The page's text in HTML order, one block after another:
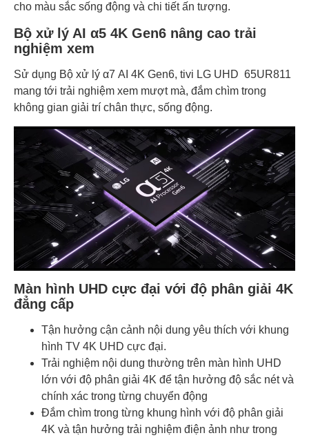
cho màu sắc sống động và chi tiết ấn tượng.
Bộ xử lý AI α5 4K Gen6 nâng cao trải
nghiệm xem
Sử dụng Bộ xử lý α7 AI 4K Gen6, tivi LG UHD 65UR811
mang tới trải nghiệm xem mượt mà, đắm chìm trong
không gian giải trí chân thực, sống động.
Màn hình UHD cực đại với độ phân giải 4K
đẳng cấp
Tận hưởng cận cảnh nội dung yêu thích với khung
hình TV 4K UHD cực đại.
Trải nghiệm nội dung thường trên màn hình UHD
lớn với độ phân giải 4K để tận hưởng độ sắc nét và
chính xác trong từng chuyển động
Đắm chìm trong từng khung hình với độ phân giải
4K và tận hưởng trải nghiệm điện ảnh như trong